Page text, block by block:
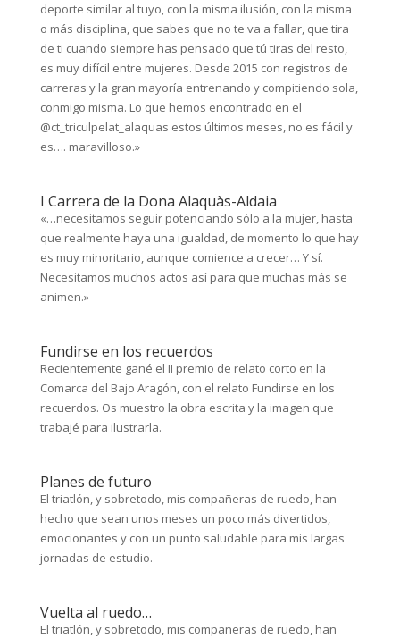
deporte similar al tuyo, con la misma ilusión, con la misma
o más disciplina, que sabes que no te va a fallar, que tira
de ti cuando siempre has pensado que tú tiras del resto,
es muy difícil entre mujeres. Desde 2015 con registros de
carreras y la gran mayoría entrenando y compitiendo sola,
conmigo misma. Lo que hemos encontrado en el
@ct_triculpelat_alaquas estos últimos meses, no es fácil y
es…. maravilloso.»
I Carrera de la Dona Alaquàs-Aldaia
«…necesitamos seguir potenciando sólo a la mujer, hasta
que realmente haya una igualdad, de momento lo que hay
es muy minoritario, aunque comience a crecer… Y sí.
Necesitamos muchos actos así para que muchas más se
animen.»
Fundirse en los recuerdos
Recientemente gané el II premio de relato corto en la
Comarca del Bajo Aragón, con el relato Fundirse en los
recuerdos. Os muestro la obra escrita y la imagen que
trabajé para ilustrarla.
Planes de futuro
El triatlón, y sobretodo, mis compañeras de ruedo, han
hecho que sean unos meses un poco más divertidos,
emocionantes y con un punto saludable para mis largas
jornadas de estudio.
Vuelta al ruedo…
El triatlón, y sobretodo, mis compañeras de ruedo, han